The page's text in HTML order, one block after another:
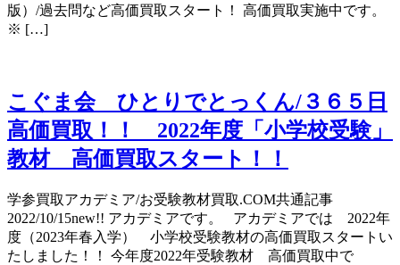
版）/過去問など高価買取スタート！ 高価買取実施中です。
※ […]
こぐま会 ひとりでとっくん/３６５日
高価買取！！ 2022年度「小学校受験」
教材 高価買取スタート！！
学参買取アカデミア/お受験教材買取.COM共通記事
2022/10/15new!! アカデミアです。 アカデミアでは 2022年
度（2023年春入学） 小学校受験教材の高価買取スタートい
たしました！！ 今年度2022年受験教材 高価買取中で